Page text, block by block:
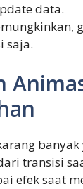
data.
saja.
transisi
efek saat